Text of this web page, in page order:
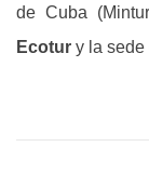
de Cuba
Ecotur y la sede